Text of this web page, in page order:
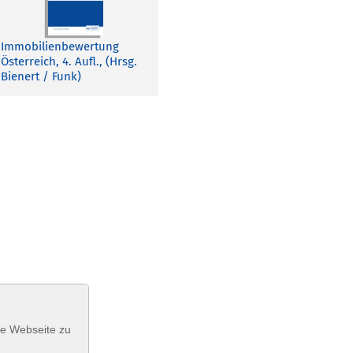
Immobilienbewertung
Österreich, 4. Aufl., (Hrsg.
Bienert / Funk)
Webseite zu